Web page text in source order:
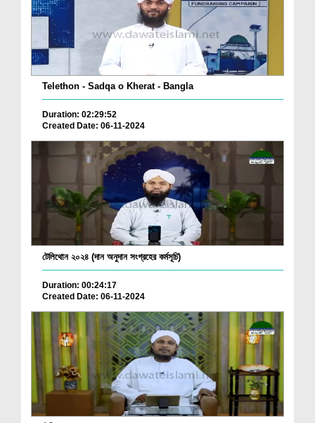
Telethon - Sadqa o Kherat - Bangla
Duration: 02:29:52
Created Date: 06-11-2024
টেলিথোন ২০২৪ (দান অনুদান সংগ্রহের কর্মসূচি)
Duration: 00:24:17
Created Date: 06-11-2024